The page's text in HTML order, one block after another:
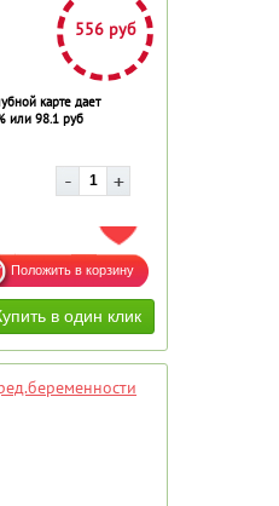
556 руб
карте дает
или 98.1 руб
ДОБАВИТЬ В ИЗБРАННОЕ